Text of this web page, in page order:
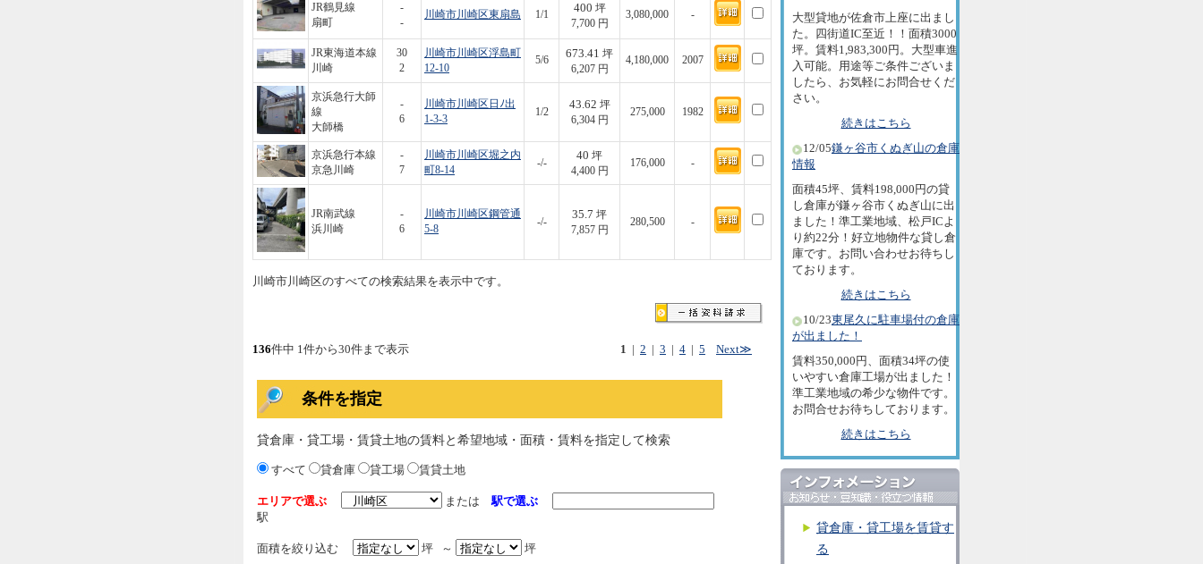
大型貸地が佐倉市上座に出まし
た。四街道IC至近！！面積3000
坪。賃料1,983,300円。大型車進
入可能。用途等ご条件ございま
したら、お気軽にお問合せくだ
さい。
続きはこちら
12/05鎌ヶ谷市くぬぎ山の倉庫
情報
面積45坪、賃料198,000円の貸
し倉庫が鎌ヶ谷市くぬぎ山に出
ました！準工業地域、松戸ICよ
り約22分！好立地物件な貸し倉
庫です。お問い合わせお待ちし
ております。
続きはこちら
10/23東尾久に駐車場付の倉庫
が出ました！
賃料350,000円、面積34坪の使
いやすい倉庫工場が出ました！
準工業地域の希少な物件です。
お問合せお待ちしております。
続きはこちら
貸倉庫・貸工場を賃貸す
る
JR鶴見線
扇町
-
-
川崎市川崎区東扇島 1/1
400 坪
7,700 円
3,080,000 -
JR東海道本線
川崎
30
2
川崎市川崎区浮島町
12-10
5/6
673.41 坪
6,207 円
4,180,000 2007
京浜急行大師
線
大師橋
-
6
川崎市川崎区日ﾉ出
1-3-3
1/2
43.62 坪
6,304 円
275,000 1982
京浜急行本線
京急川崎
-
7
川崎市川崎区堀之内
町8-14
-/-
40 坪
4,400 円
176,000 -
JR南武線
浜川崎
-
6
川崎市川崎区鋼管通
5-8
-/-
35.7 坪
7,857 円
280,500 -
川崎市川崎区のすべての検索結果を表示中です。
1 2 3 4 5 Next≫
136件中 1件から30件まで表示
条件を指定
貸倉庫・貸工場・賃貸土地の賃料と希望地域・面積・賃料を指定して検索
すべて 貸倉庫 貸工場 賃貸土地
エリアで選ぶ または駅で選ぶ
駅
面積を絞り込む 坪 ～ 坪